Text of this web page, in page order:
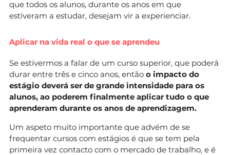
que todos os alunos, durante os anos em que
estiveram a estudar, desejam vir a experienciar.
Aplicar na vida real o que se aprendeu
Se estivermos a falar de um curso superior, que poderá
durar entre três e cinco anos, então o impacto do
estágio deverá ser de grande intensidade para os
alunos, ao poderem finalmente aplicar tudo o que
aprenderam durante os anos de aprendizagem.
Um aspeto muito importante que advém de se
frequentar cursos com estágios é que se tem pela
primeira vez contacto com o mercado de trabalho, e é